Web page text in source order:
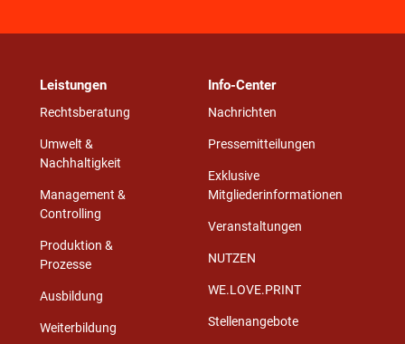
Leistungen
Rechtsberatung
Umwelt &
Nachhaltigkeit
Management &
Controlling
Produktion &
Prozesse
Ausbildung
Weiterbildung
Info-Center
Nachrichten
Pressemitteilungen
Exklusive
Mitgliederinformationen
Veranstaltungen
NUTZEN
WE.LOVE.PRINT
Stellenangebote